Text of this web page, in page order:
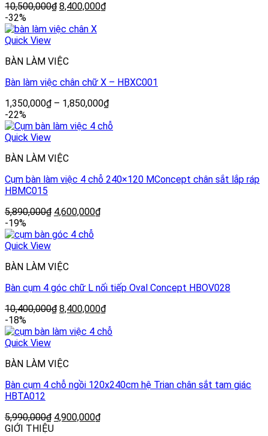
10,500,000₫ 8,400,000₫
-32%
Quick View
BÀN LÀM VIỆC
Bàn làm việc chân chữ X – HBXC001
1,350,000₫ – 1,850,000₫
-22%
Quick View
BÀN LÀM VIỆC
Cụm bàn làm việc 4 chỗ 240×120 MConcept chân sắt lắp ráp
HBMC015
5,890,000₫ 4,600,000₫
-19%
Quick View
BÀN LÀM VIỆC
Bàn cụm 4 góc chữ L nối tiếp Oval Concept HBOV028
10,400,000₫ 8,400,000₫
-18%
Quick View
BÀN LÀM VIỆC
Bàn cụm 4 chỗ ngồi 120x240cm hệ Trian chân sắt tam giác
HBTA012
5,990,000₫ 4,900,000₫
GIỚI THIỆU